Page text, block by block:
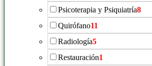
Psicoterapia y Psiquiatría8
Quirófano11
Radiología5
Restauración1